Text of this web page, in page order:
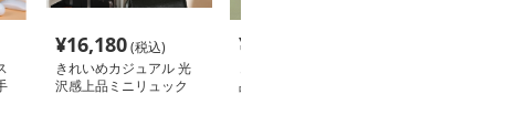
¥16,180(税込)
きれいめカジュアル 光
沢感上品ミニリュック
¥
品バイカラーデイパック